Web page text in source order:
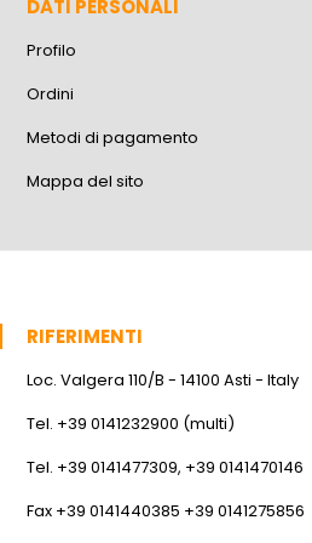
DATI PERSONALI
Profilo
Ordini
Metodi di pagamento
Mappa del sito
RIFERIMENTI
Loc. Valgera 110/B - 14100 Asti - Italy
Tel. +39 0141232900 (multi)
Tel. +39 0141477309, +39 0141470146
Fax +39 0141440385 +39 0141275856